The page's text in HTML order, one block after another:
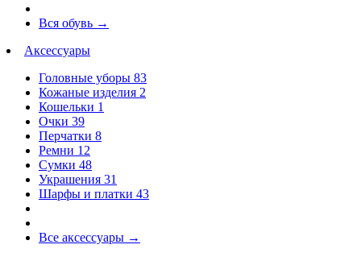
Вся обувь →
Аксессуары
Головные уборы 83
Кожаные изделия 2
Кошельки 1
Очки 39
Перчатки 8
Ремни 12
Сумки 48
Украшения 31
Шарфы и платки 43
Все аксессуары →